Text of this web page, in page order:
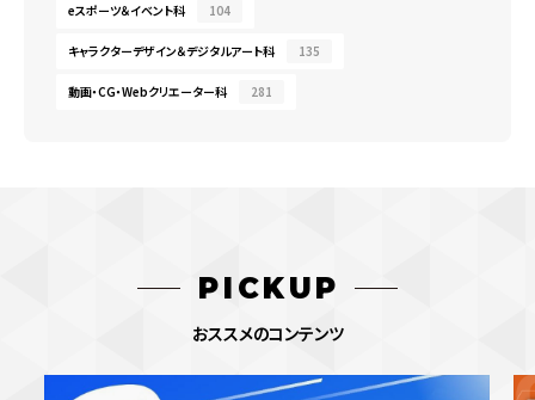
eスポーツ＆イベント科 104
キャラクターデザイン＆デジタルアート科 135
動画・CG・Webクリエーター科 281
PICKUP
おススメのコンテンツ